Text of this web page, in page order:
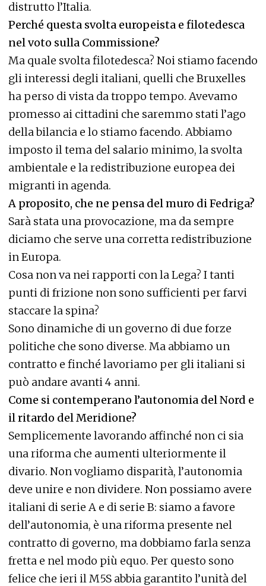
distrutto l’Italia.
Perché questa svolta europeista e filotedesca
nel voto sulla Commissione?
Ma quale svolta filotedesca? Noi stiamo facendo
gli interessi degli italiani, quelli che Bruxelles
ha perso di vista da troppo tempo. Avevamo
promesso ai cittadini che saremmo stati l’ago
della bilancia e lo stiamo facendo. Abbiamo
imposto il tema del salario minimo, la svolta
ambientale e la redistribuzione europea dei
migranti in agenda.
A proposito, che ne pensa del muro di Fedriga?
Sarà stata una provocazione, ma da sempre
diciamo che serve una corretta redistribuzione
in Europa.
Cosa non va nei rapporti con la Lega? I tanti
punti di frizione non sono sufficienti per farvi
staccare la spina?
Sono dinamiche di un governo di due forze
politiche che sono diverse. Ma abbiamo un
contratto e finché lavoriamo per gli italiani si
può andare avanti 4 anni.
Come si contemperano l’autonomia del Nord e
il ritardo del Meridione?
Semplicemente lavorando affinché non ci sia
una riforma che aumenti ulteriormente il
divario. Non vogliamo disparità, l’autonomia
deve unire e non dividere. Non possiamo avere
italiani di serie A e di serie B: siamo a favore
dell’autonomia, è una riforma presente nel
contratto di governo, ma dobbiamo farla senza
fretta e nel modo più equo. Per questo sono
felice che ieri il M5S abbia garantito l’unità del